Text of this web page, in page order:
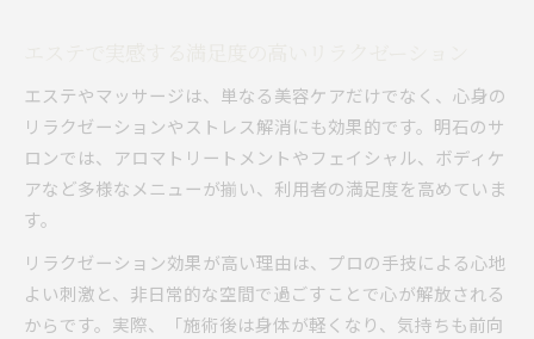
エステやマッサージは、単なる美容ケアだけでなく、心身の
リラクゼーションやストレス解消にも効果的です。明石のサ
ロンでは、アロマトリートメントやフェイシャル、ボディケ
アなど多様なメニューが揃い、利用者の満足度を高めていま
す。
リラクゼーション効果が高い理由は、プロの手技による心地
よい刺激と、非日常的な空間で過ごすことで心が解放される
からです。実際、「施術後は身体が軽くなり、気持ちも前向